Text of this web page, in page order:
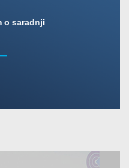
o saradnji